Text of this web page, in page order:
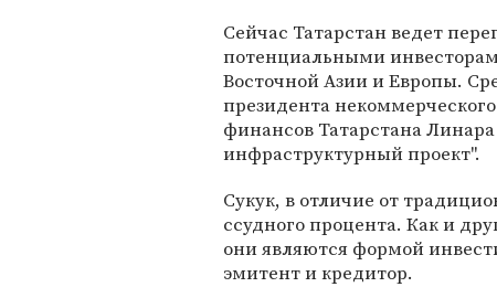
Сейчас Татарстан ведет
потенциальными
Восточной Азии и Европы.
президента
финансов Татарстана
инфраструктурный проект".
Сукук, в отличие от
ссудного процента. Как и
они являются формой
эмитент и кредитор.